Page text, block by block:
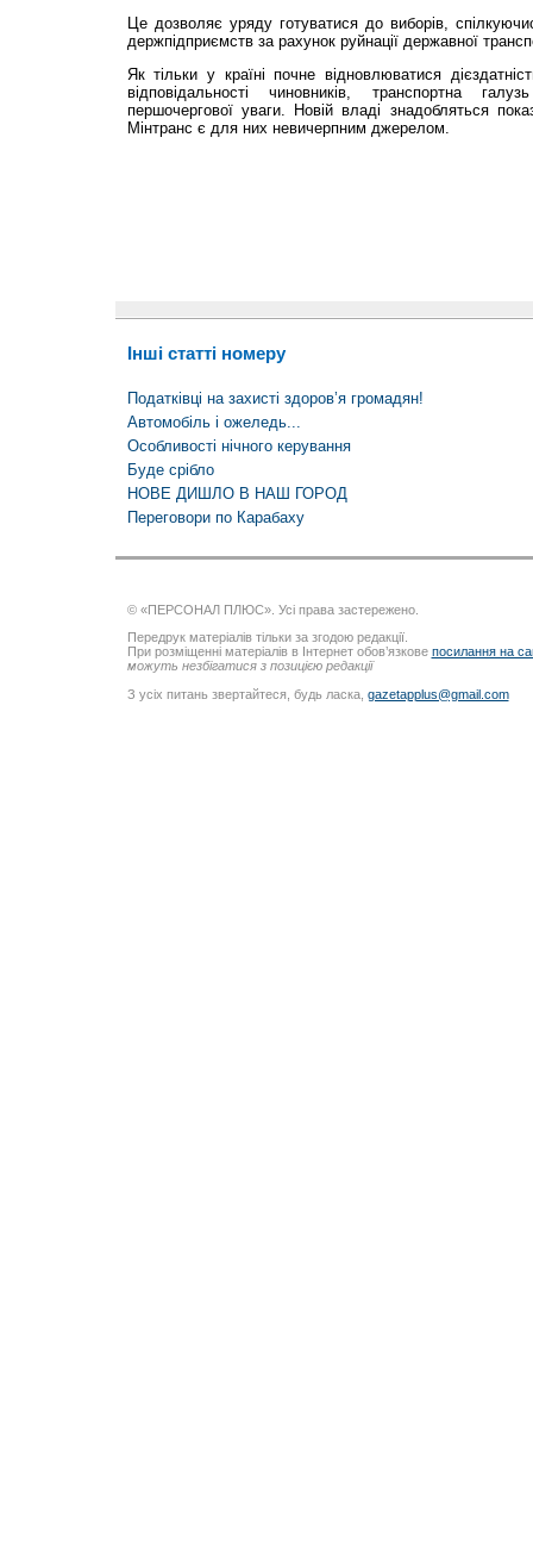
Це дозволяє уряду готуватися до виборів,
держпідприємств за рахунок руйнації державної
Як тільки у країні почне відновлюватися
відповідальності чиновників, транспортна
першочергової уваги. Новій владі знадобляться
Мінтранс є для них невичерпним джерелом.
Інші статті номеру
Податківці на захисті здоров’я громадян!
Автомобіль і ожеледь...
Особливості нічного керування
Буде срібло
НОВЕ ДИШЛО В НАШ ГОРОД
Переговори по Карабаху
© «ПЕРСОНАЛ ПЛЮС». Усі права застережено.
Передрук матеріалів тільки за згодою редакції.
При розміщенні матеріалів в Інтернет обов’язкове посилання на
можуть незбігатися з позицією редакції
З усіх питань звертайтеся, будь ласка, gazetapplus@gmail.com